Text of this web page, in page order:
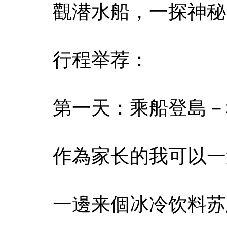
觀潜水船，一探神
行程举荐：
第一天：乘船登島
作為家长的我可以
一邊来個冰冷饮料